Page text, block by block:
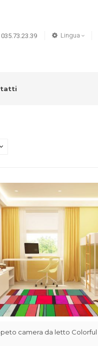
Lingua
camera da letto Colorful